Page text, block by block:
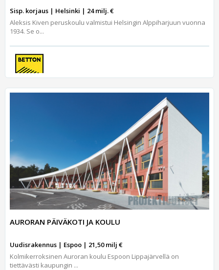
Sisp. korjaus | Helsinki | 24 milj. €
Aleksis Kiven peruskoulu valmistui Helsingin Alppiharjuun vuonna
1934. Se o...
AURORAN PÄIVÄKOTI JA KOULU
Uudisrakennus | Espoo | 21,50 milj €
Kolmikerroksinen Auroran koulu Espoon Lippajärvellä on
tiettävästi kaupungin ...